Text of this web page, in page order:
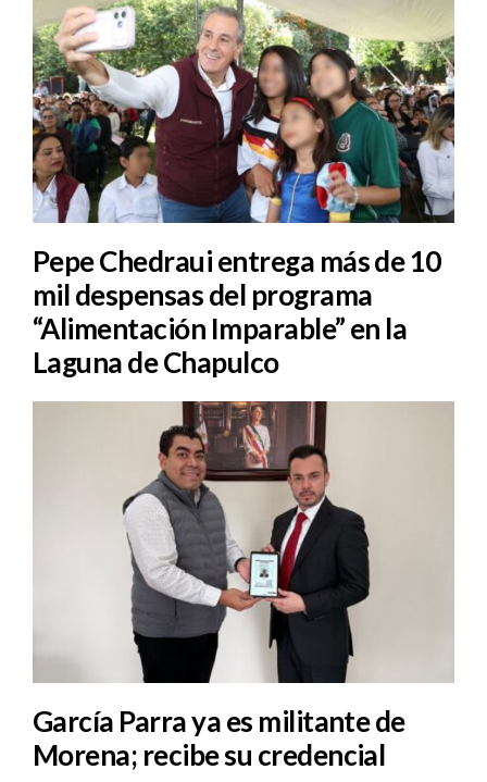
Pepe Chedraui entrega más de 10
mil despensas del programa
“Alimentación Imparable” en la
Laguna de Chapulco
García Parra ya es militante de
Morena; recibe su credencial